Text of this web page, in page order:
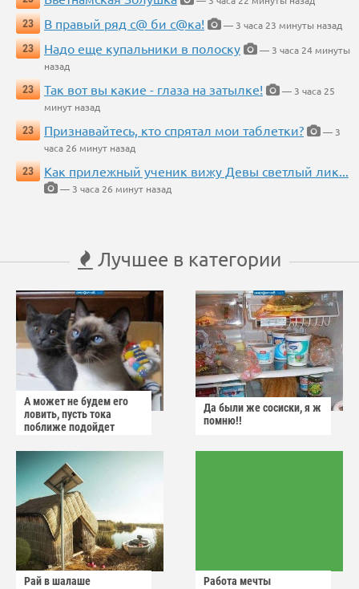
23
В правый ряд с@ би с@ка!
— 3 часа 23 минуты назад
23
Надо еще купальники в полоску
— 3 часа 24 минуты
назад
23
Так вот вы какие - глаза на затылке!
— 3 часа 25
минут назад
23
Признавайтесь, кто спрятал мои таблетки?
— 3
часа 26 минут назад
23
Как прилежный ученик вижу Девы светлый лик...
— 3 часа 26 минут назад
Лучшее в категории
А может не будем его
ловить, пусть тока
поближе подойдет
Да были же сосиски, я ж
помню!!
Рай в шалаше Работа мечты